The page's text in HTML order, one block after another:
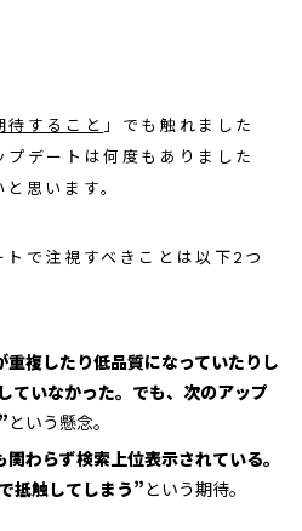
待すること 」でも触れました
デートは何度もありました
思います。
で注視すべきことは以下2つ
複したり低品質になっていたりし
ていなかった。でも、次のアップ
という懸念。
わらず検索上位表示されている。
抵触してしまう”という期待。